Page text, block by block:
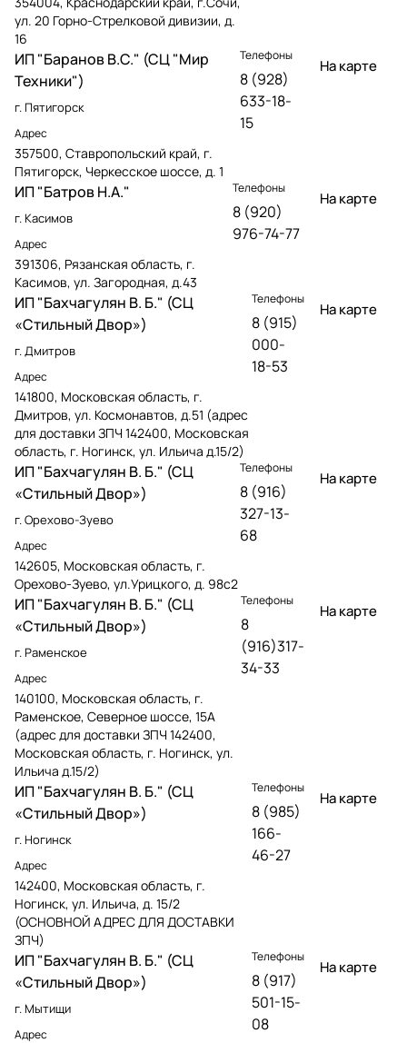
ул. 20 Горно-Стрелковой дивизии, д.
16
ИП "Баранов В.С." (СЦ "Мир
Техники")
г. Пятигорск
Адрес
357500, Ставропольский край, г.
Пятигорск, Черкесское шоссе, д. 1
Телефоны
8 (928)
633-18-
15
На карте
ИП "Батров Н.А."
г. Касимов
Адрес
391306, Рязанская область, г.
Касимов, ул. Загородная, д.43
Телефоны
8 (920)
976-74-77
На карте
ИП "Бахчагулян В. Б." (СЦ
«Стильный Двор»)
г. Дмитров
Адрес
141800, Московская область, г.
Дмитров, ул. Космонавтов, д.51 (адрес
для доставки ЗПЧ 142400, Московская
область, г. Ногинск, ул. Ильича д.15/2)
Телефоны
8 (915)
000-
18-53
На карте
ИП "Бахчагулян В. Б." (СЦ
«Стильный Двор»)
г. Орехово-Зуево
Адрес
142605, Московская область, г.
Орехово-Зуево, ул.Урицкого, д. 98с2
Телефоны
8 (916)
327-13-
68
На карте
ИП "Бахчагулян В. Б." (СЦ
«Стильный Двор»)
г. Раменское
Адрес
140100, Московская область, г.
Раменское, Северное шоссе, 15А
(адрес для доставки ЗПЧ 142400,
Московская область, г. Ногинск, ул.
Ильича д.15/2)
Телефоны
8
(916)317-
34-33
На карте
ИП "Бахчагулян В. Б." (СЦ
«Стильный Двор»)
г. Ногинск
Адрес
142400, Московская область, г.
Ногинск, ул. Ильича, д. 15/2
(ОСНОВНОЙ АДРЕС ДЛЯ ДОСТАВКИ
ЗПЧ)
Телефоны
8 (985)
166-
46-27
На карте
ИП "Бахчагулян В. Б." (СЦ
«Стильный Двор»)
г. Мытищи
Адрес
Телефоны
8 (917)
501-15-
08
На карте